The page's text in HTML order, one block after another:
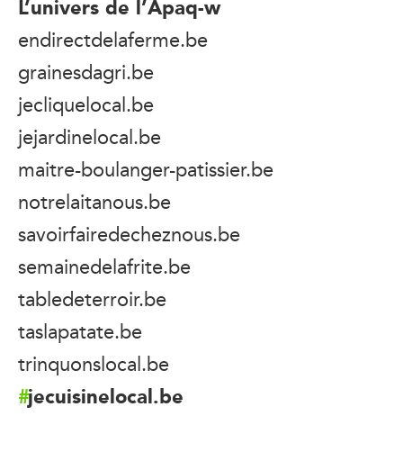
endirectdelaferme.be
grainesdagri.be
jecliquelocal.be
jejardinelocal.be
maitre-boulanger-patissier.be
notrelaitanous.be
savoirfairedecheznous.be
semainedelafrite.be
tabledeterroir.be
taslapatate.be
trinquonslocal.be
jecuisinelocal.be